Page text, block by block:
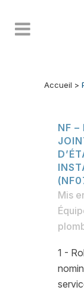
Accueil >
NF –
Mis
1 -